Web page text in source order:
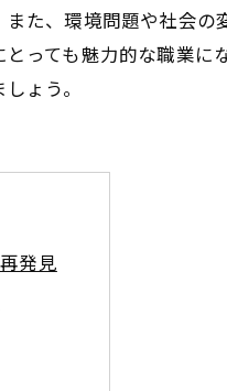
た、環境問題や社会の
っても魅力的な職業に
ょう。
発見